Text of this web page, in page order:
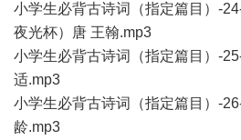
小学生必背古诗词（指定篇目）-
夜光杯）唐 王翰.mp3
小学生必背古诗词（指定篇目）-
适.mp3
小学生必背古诗词（指定篇目）-
龄.mp3